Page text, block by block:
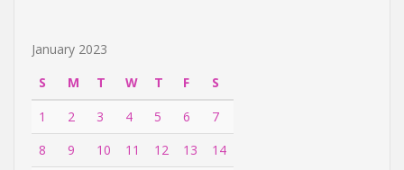
January 2023
S
M T W T F
S
1
2 3 4 5 6
7
8
9 10 11 12 13
14